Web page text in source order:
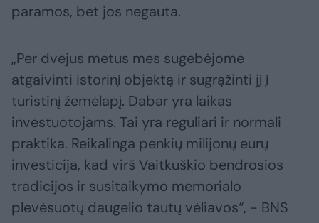
paramos, bet jos negauta.
„Per dvejus metus mes sugebėjome
atgaivinti istorinį objektą ir sugrąžinti jį į
turistinį žemėlapį. Dabar yra laikas
investuotojams. Tai yra reguliari ir normali
praktika. Reikalinga penkių milijonų eurų
investicija, kad virš Vaitkuškio bendrosios
tradicijos ir susitaikymo memorialo
plevėsuotų daugelio tautų vėliavos“, - BNS